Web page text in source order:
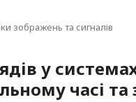
зображень та сигналів
у
часі та